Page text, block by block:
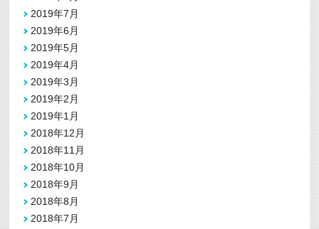
2019年7月
2019年6月
2019年5月
2019年4月
2019年3月
2019年2月
2019年1月
2018年12月
2018年11月
2018年10月
2018年9月
2018年8月
2018年7月